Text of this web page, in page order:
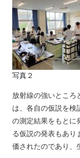
写真２
放射線の強いところ
は、各自の仮説を検
の測定結果をもとに
る仮説の発表もあり
価されたのであり、